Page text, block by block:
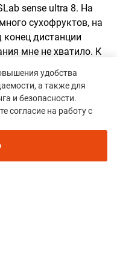
sense ultra 8. На
сухофруктов, на
дистанции
мне не хватило. К
Особо ни на что не
пробежать в
на
забег не ставил,
была бы
удобства
а также для
и безопасности.
согласие на работу с